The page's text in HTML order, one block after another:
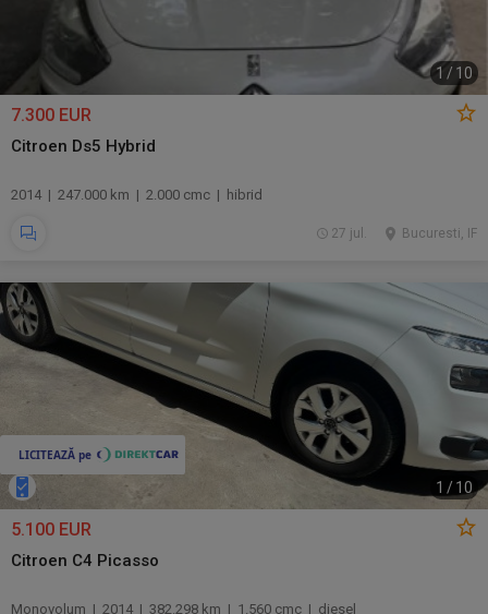
1 / 10
7.300 EUR
Citroen Ds5 Hybrid
2014 | 247.000 km | 2.000 cmc | hibrid
Bucuresti, IF
27 jul.
1 / 10
5.100 EUR
Citroen C4 Picasso
Monovolum | 2014 | 382.298 km | 1.560 cmc | diesel